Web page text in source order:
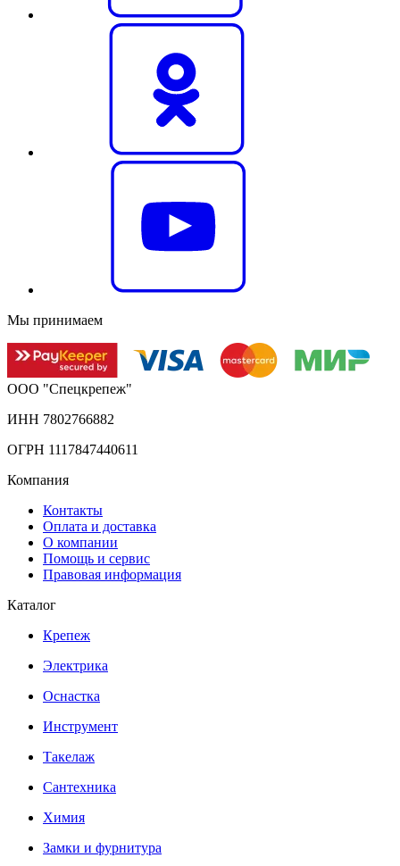
Мы принимаем
ООО "Спецкрепеж"
ИНН 7802766882
ОГРН 1117847440611
Компания
Контакты
Оплата и доставка
О компании
Помощь и сервис
Правовая информация
Каталог
Крепеж
Электрика
Оснастка
Инструмент
Такелаж
Сантехника
Химия
Замки и фурнитура